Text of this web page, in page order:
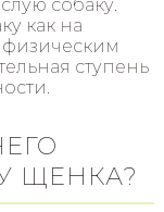
собаку.
как на
физическим
ступень
ЩЕНКА?